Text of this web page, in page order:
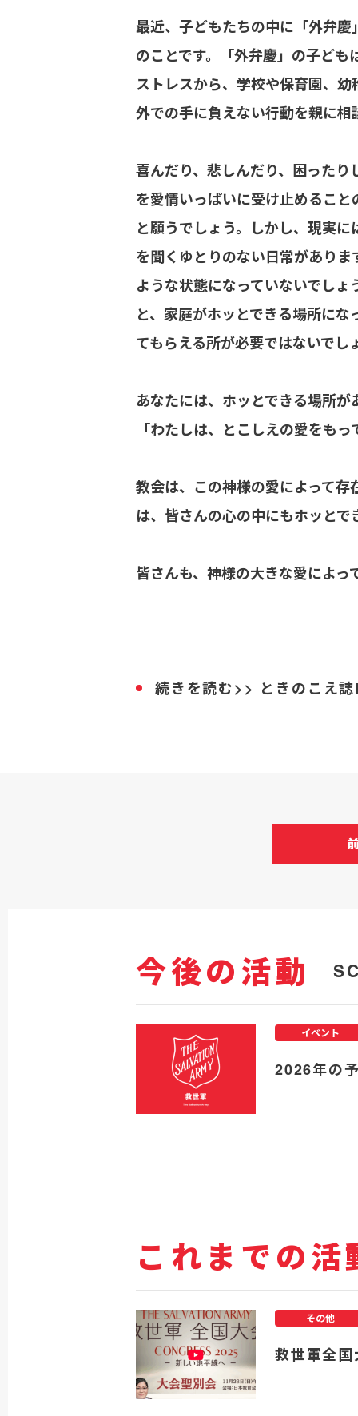
最近、子どもたちの中に「外弁
のことです。「外弁慶」の子ど
ストレスから、学校や保育園、
外での手に負えない行動を親に
喜んだり、悲しんだり、困った
を愛情いっぱいに受け止めるこ
と願うでしょう。しかし、現実
を聞くゆとりのない日常があり
ような状態になっていないでし
と、家庭がホッとできる場所に
てもらえる所が必要ではないでし
あなたには、ホッとできる場所
「わたしは、とこしえの愛をも
教会は、この神様の愛によって
は、皆さんの心の中にもホッと
皆さんも、神様の大きな愛によ
続きを読む>> ときのこえ
今後の活動
2026年の
イベント
これまでの活
救世軍全
その他